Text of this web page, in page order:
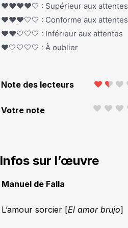
❤️❤️❤️❤️🤍 : Supérieur aux attentes
❤️❤️❤️🤍🤍 : Conforme aux attentes
❤️❤️🤍🤍🤍 : Inférieur aux attentes
❤️🤍🤍🤍🤍 : À oublier
Note des lecteurs
Votre note
Infos sur l’œuvre
Manuel de Falla
L’amour sorcier [El amor brujo]